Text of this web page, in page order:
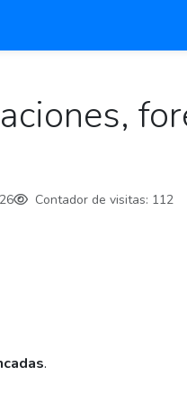
Contador de visitas: 112
.